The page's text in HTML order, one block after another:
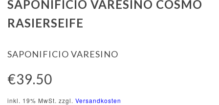
SAPONIFICIO VARESINO COSMO
RASIERSEIFE
SAPONIFICIO VARESINO
€39.50
inkl. 19% MwSt. zzgl. Versandkosten